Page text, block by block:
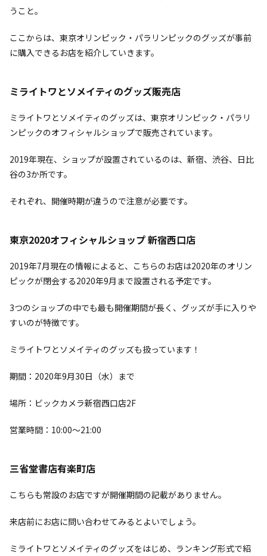
うこと。
ここからは、東京オリンピック・パラリンピックのグッズが事前
に購入できるお店を紹介していきます。
ミライトワとソメイティのグッズ販売店
ミライトワとソメイティのグッズは、東京オリンピック・パラリ
ンピックのオフィシャルショップで販売されています。
2019年現在、ショップが設置されているのは、新宿、渋谷、日比
谷の3か所です。
それぞれ、開催時期が違うので注意が必要です。
東京2020オフィシャルショップ 新宿西口店
2019年7月現在の情報によると、こちらのお店は2020年のオリン
ピックが閉会する2020年9月まで設置される予定です。
3つのショップの中でも最も開催期間が長く、グッズが手に入りや
すいのが特徴です。
ミライトワとソメイティのグッズも扱っています！
期間：2020年9月30日（水）まで
場所：ビックカメラ新宿西口店2F
営業時間：10:00～21:00
三省堂書店有楽町店
こちらも常設のお店ですが開催期間の記載がありません。
来店前にお店に問い合わせてみるとよいでしょう。
ミライトワとソメイティのグッズをはじめ、ランキング形式で紹